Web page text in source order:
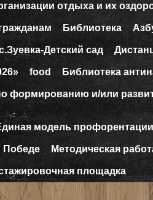
отдыха и их
Библиотека
Детский сад
food Библиотека
формированию и/или
модель
Победе Методическая
площадка